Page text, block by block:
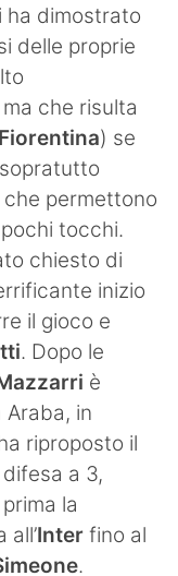
ha dimostrato
delle proprie
che risulta
Fiorentina) se
permettono
tocchi.
chiesto di
inizio
il gioco e
. Dopo le
è
in
riproposto il
a 3,
la
all’Inter fino al
.